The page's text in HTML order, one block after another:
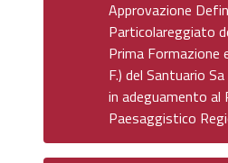
Approvazione
Particolareggiato
Prima Formazione
F.) del Santuario Sa
in adeguamento al
Paesaggistico